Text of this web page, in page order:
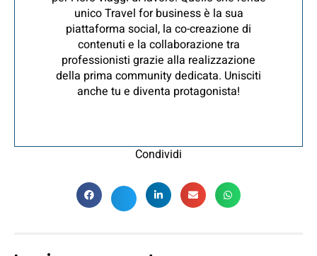
unico Travel for business è la sua
piattaforma social, la co-creazione di
contenuti e la collaborazione tra
professionisti grazie alla realizzazione
della prima community dedicata. Unisciti
anche tu e diventa protagonista!
Condividi